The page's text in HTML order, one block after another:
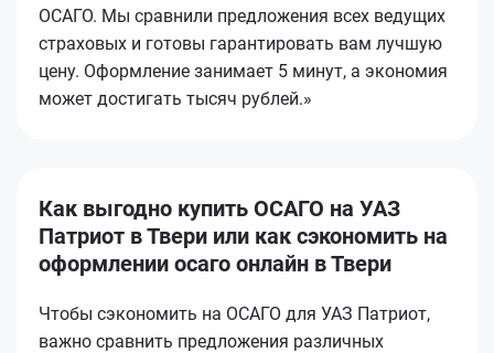
ОСАГО. Мы сравнили предложения всех ведущих
страховых и готовы гарантировать вам лучшую
цену. Оформление занимает 5 минут, а экономия
может достигать тысяч рублей.»
Как выгодно купить ОСАГО на УАЗ
Патриот в Твери или как сэкономить на
оформлении осаго онлайн в Твери
Чтобы сэкономить на ОСАГО для УАЗ Патриот,
важно сравнить предложения различных